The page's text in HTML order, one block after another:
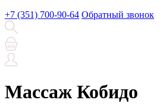
+7 (351) 700-90-64 Обратный звонок
Массаж Кобидо